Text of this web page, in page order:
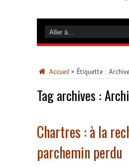
Accueil » Étiquette :
Tag archives :
Chartres : à la
parchemin perdu